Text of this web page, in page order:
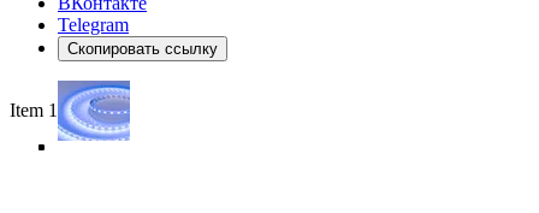
Telegram
Скопировать ссылку
Item 1 of 5